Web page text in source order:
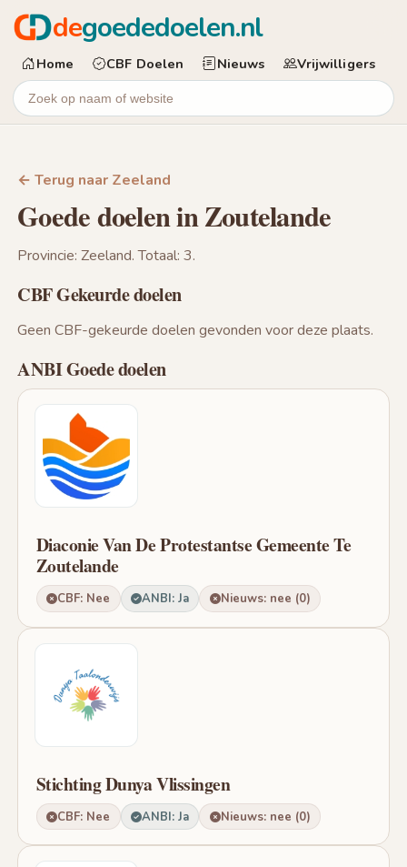
degoededoelen.nl
Home CBF Doelen Nieuws Vrijwilligers
← Terug naar Zeeland
Goede doelen in Zoutelande
Provincie: Zeeland. Totaal: 3.
CBF Gekeurde doelen
Geen CBF-gekeurde doelen gevonden voor deze plaats.
ANBI Goede doelen
Diaconie Van De Protestantse Gemeente Te
Zoutelande
CBF: Nee ANBI: Ja Nieuws: nee (0)
Stichting Dunya Vlissingen
CBF: Nee ANBI: Ja Nieuws: nee (0)